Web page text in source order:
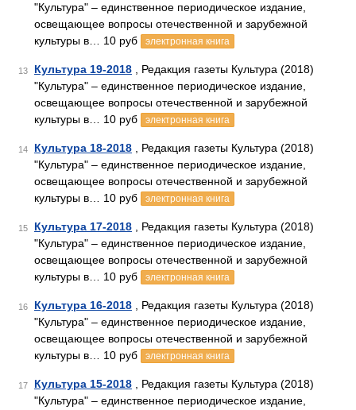
"Культура" – единственное периодическое издание,
освещающее вопросы отечественной и зарубежной
культуры в… 10 руб
электронная книга
13 Культура 19-2018 , Редакция газеты Культура (2018)
"Культура" – единственное периодическое издание,
освещающее вопросы отечественной и зарубежной
культуры в… 10 руб
электронная книга
14 Культура 18-2018 , Редакция газеты Культура (2018)
"Культура" – единственное периодическое издание,
освещающее вопросы отечественной и зарубежной
культуры в… 10 руб
электронная книга
15 Культура 17-2018 , Редакция газеты Культура (2018)
"Культура" – единственное периодическое издание,
освещающее вопросы отечественной и зарубежной
культуры в… 10 руб
электронная книга
16 Культура 16-2018 , Редакция газеты Культура (2018)
"Культура" – единственное периодическое издание,
освещающее вопросы отечественной и зарубежной
культуры в… 10 руб
электронная книга
17 Культура 15-2018 , Редакция газеты Культура (2018)
"Культура" – единственное периодическое издание,